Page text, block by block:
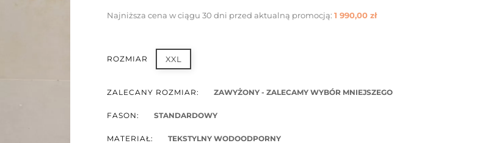
Najniższa cena w ciągu 30 dni przed aktualną promocją: 1 990,00 zł
ROZMIAR XXL
ZALECANY ROZMIAR: ZAWYŻONY - ZALECAMY WYBÓR MNIEJSZEGO
FASON: STANDARDOWY
MATERIAŁ: TEKSTYLNY WODOODPORNY